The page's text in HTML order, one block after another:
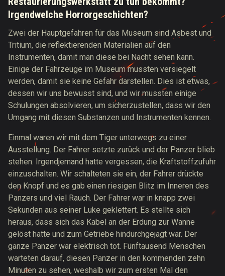
Irgendwelche Horrorgeschichten?
Zwei der Hauptgefahren für das Museum sind Asbest und
Tritium, die reflektierenden Materialien auf den
Instrumenten, damit man diese bei Nacht sehen kann.
Einige der Fahrzeuge im Museum mussten versiegelt
werden, damit sie keine Gefahr darstellen. Dies ist etwas,
dessen wir uns bewusst sind, und wir mussten einige
Schulungen absolvieren, um sicherzustellen, dass wir den
Umgang mit diesen Substanzen und Instrumenten kennen.
Einmal waren wir mit dem Tiger unterwegs zu einer
Ausstellung. Der Fahrer setzte zurück und der Panzer blieb
stehen. Irgendjemand hatte vergessen, die Kraftstoffzufuhr
einzuschalten. Wir schalteten sie ein, der Fahrer drückte
den Knopf und es gab einen riesigen Blitz im Inneren des
Panzers und viel Rauch. Der Fahrer war in knapp zwei
Sekunden aus seiner Luke geklettert. Es stellte sich
heraus, dass sich das Kabel an der Erdung zur Wanne
gelöst hatte und zum Getriebe hindurchgejagt war. Der
ganze Panzer war elektrisch tot. Fünftausend Menschen
warteten darauf, diesen Panzer in den kommenden zehn
Minuten zu sehen, weshalb wir zum ersten Mal den